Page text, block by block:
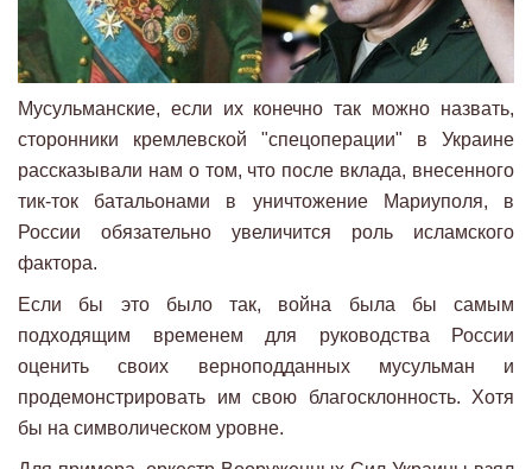
Мусульманские, если их конечно так можно назвать,
сторонники кремлевской "спецоперации" в Украине
рассказывали нам о том, что после вклада, внесенного
тик-ток батальонами в уничтожение Мариуполя, в
России обязательно увеличится роль исламского
фактора.
Если бы это было так, война была бы самым
подходящим временем для руководства России
оценить своих верноподданных мусульман и
продемонстрировать им свою благосклонность. Хотя
бы на символическом уровне.